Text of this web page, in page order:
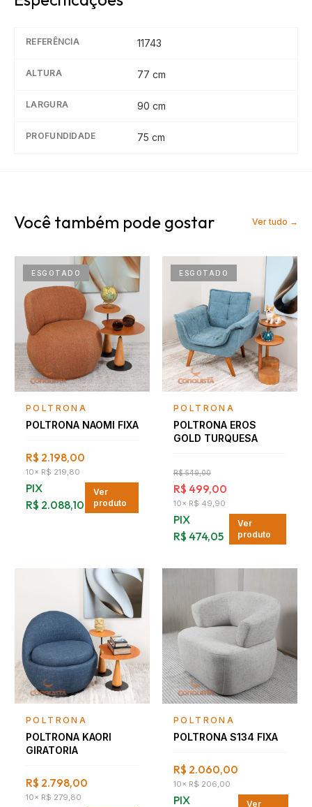
REFERÊNCIA 11743
ALTURA 77 cm
LARGURA 90 cm
PROFUNDIDADE 75 cm
Você também pode gostar Ver tudo →
ESGOTADO
Falar com consultor
POLTRONA
POLTRONA NAOMI FIXA
R$ 2.198,00
10× R$ 219,80
PIX
R$ 2.088,10
Ver
produto
ESGOTADO
Falar com consultor
POLTRONA
POLTRONA EROS
GOLD TURQUESA
R$ 549,00
R$ 499,00
10× R$ 49,90
PIX
R$ 474,05
Ver
produto
Falar com consultor
POLTRONA
POLTRONA KAORI
GIRATORIA
R$ 2.798,00
10× R$ 279,80
Falar com consultor
POLTRONA
POLTRONA S134 FIXA
R$ 2.060,00
10× R$ 206,00
PIX
Ver